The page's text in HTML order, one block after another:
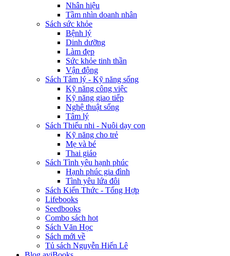
Nhân hiệu
Tầm nhìn doanh nhân
Sách sức khỏe
Bệnh lý
Dinh dưỡng
Làm đẹp
Sức khỏe tinh thần
Vận động
Sách Tâm lý - Kỹ năng sống
Kỹ năng công việc
Kỹ năng giao tiếp
Nghệ thuật sống
Tâm lý
Sách Thiếu nhi - Nuôi dạy con
Kỹ năng cho trẻ
Mẹ và bé
Thai giáo
Sách Tình yêu hạnh phúc
Hạnh phúc gia đình
Tình yêu lứa đôi
Sách Kiến Thức - Tổng Hợp
Lifebooks
Seedbooks
Combo sách hot
Sách Văn Học
Sách mới về
Tủ sách Nguyễn Hiến Lê